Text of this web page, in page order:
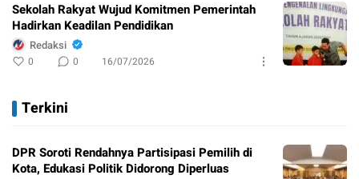
Sekolah Rakyat Wujud Komitmen Pemerintah
Hadirkan Keadilan Pendidikan
Redaksi
0 0 16/07/2026
Terkini
DPR Soroti Rendahnya Partisipasi Pemilih di
Kota, Edukasi Politik Didorong Diperluas